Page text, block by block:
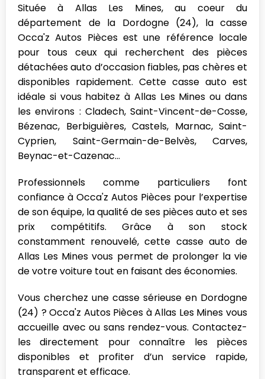
Située à Allas Les Mines, au coeur du
département de la Dordogne (24), la casse
Occa'z Autos Pièces est une référence locale
pour tous ceux qui recherchent des pièces
détachées auto d’occasion fiables, pas chères et
disponibles rapidement. Cette casse auto est
idéale si vous habitez à Allas Les Mines ou dans
les environs : Cladech, Saint-Vincent-de-Cosse,
Bézenac, Berbiguières, Castels, Marnac, Saint-
Cyprien, Saint-Germain-de-Belvès, Carves,
Beynac-et-Cazenac...
Professionnels comme particuliers font
confiance à Occa'z Autos Pièces pour l’expertise
de son équipe, la qualité de ses pièces auto et ses
prix compétitifs. Grâce à son stock
constamment renouvelé, cette casse auto de
Allas Les Mines vous permet de prolonger la vie
de votre voiture tout en faisant des économies.
Vous cherchez une casse sérieuse en Dordogne
(24) ? Occa'z Autos Pièces à Allas Les Mines vous
accueille avec ou sans rendez-vous. Contactez-
les directement pour connaître les pièces
disponibles et profiter d’un service rapide,
transparent et efficace.